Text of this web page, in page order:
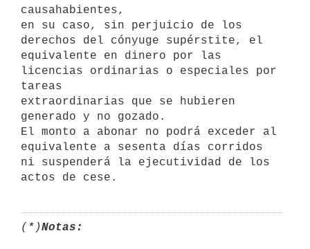
causahabientes,
en su caso, sin perjuicio de los
derechos del cónyuge supérstite, el
equivalente en dinero por las
licencias ordinarias o especiales por
tareas
extraordinarias que se hubieren
generado y no gozado.
El monto a abonar no podrá exceder al
equivalente a sesenta días corridos
ni suspenderá la ejecutividad de los
(*)Notas: